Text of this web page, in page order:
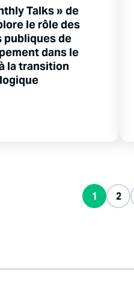
Talks » de
le rôle des
publiques de
dans le
la transition
1 2